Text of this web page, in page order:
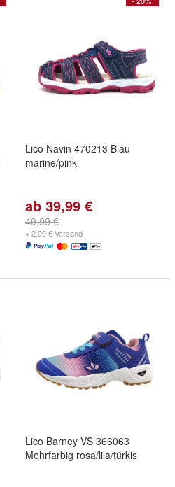
Lico Navin 470213 Blau
marine/pink
ab 39,99 €
49,99 €
+ 2,99 € Versand
Lico Barney VS 366063
Mehrfarbig rosa/lila/türkis